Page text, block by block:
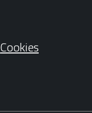
Cookies